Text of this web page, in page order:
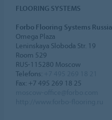
FLOORING SYSTEMS
Forbo Flooring Systems Russia
Omega Plaza
Leninskaya Sloboda Str. 19
Room 529
RUS-115280 Moscow
Telefons:
Fax: +7 495 269 18 25